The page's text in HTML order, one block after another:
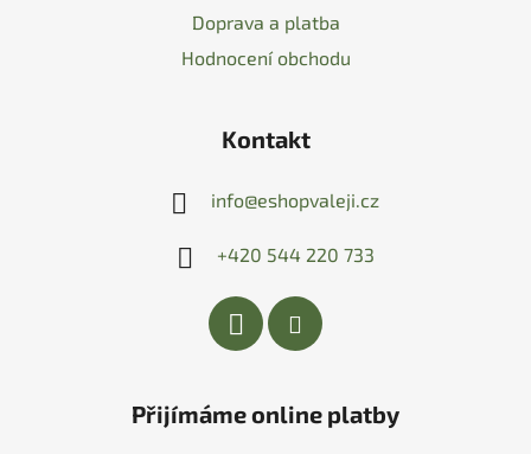
Doprava a platba
Hodnocení obchodu
Kontakt
info@eshopvaleji.cz
+420 544 220 733
Přijímáme online platby